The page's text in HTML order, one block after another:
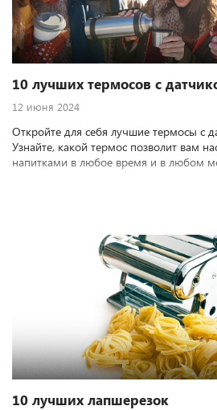
10 лучших термосов с
12 июня 2024
Откройте для себя лучшие термосы с
Узнайте, какой термос позволит вам
напитками в любое время и в любом
10 лучших лапшерезок